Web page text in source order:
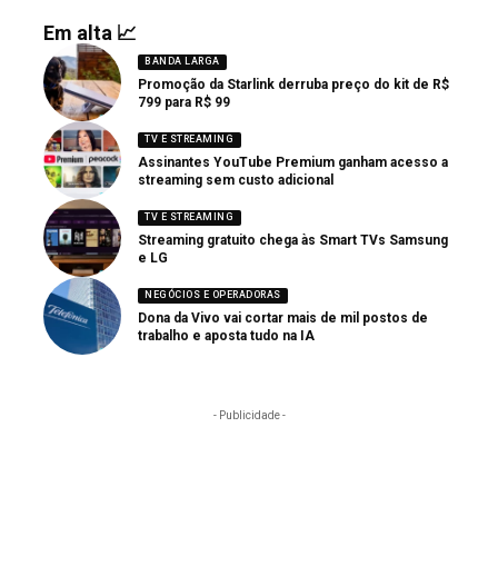
Em alta 📈
BANDA LARGA
Promoção da Starlink derruba preço do kit de R$
799 para R$ 99
TV E STREAMING
Assinantes YouTube Premium ganham acesso a
streaming sem custo adicional
TV E STREAMING
Streaming gratuito chega às Smart TVs Samsung
e LG
NEGÓCIOS E OPERADORAS
Dona da Vivo vai cortar mais de mil postos de
trabalho e aposta tudo na IA
- Publicidade -